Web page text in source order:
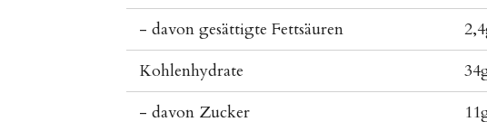
- davon gesättigte Fettsäuren
Kohlenhydrate
- davon Zucker